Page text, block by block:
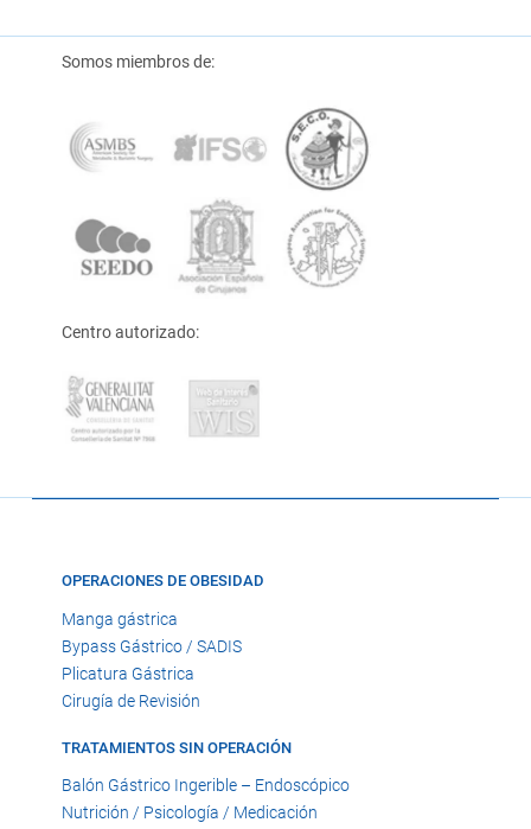
Somos miembros de:
Centro autorizado:
OPERACIONES DE OBESIDAD
Manga gástrica
Bypass Gástrico / SADIS
Plicatura Gástrica
Cirugía de Revisión
TRATAMIENTOS SIN OPERACIÓN
Balón Gástrico Ingerible – Endoscópico
Nutrición / Psicología / Medicación